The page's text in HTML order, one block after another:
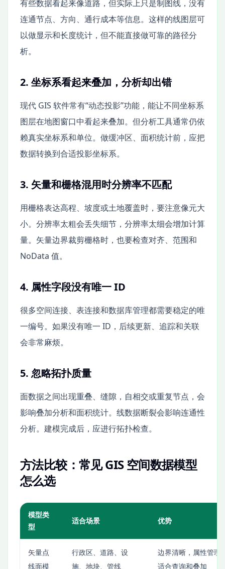
有些数据看起来像道路，但实际上只是制图线，没有
连通节点、方向、通行成本等信息。这样的线图层可
以做显示和长度统计，但不能直接做可靠的路径分
析。
2. 坐标系看起来叠加，分析却出错
现代 GIS 软件常有“动态投影”功能，能让不同坐标系
图层在地图窗口中看起来叠加。但分析工具通常仍依
赖真实坐标系和单位。做缓冲区、面积统计前，应把
数据转换到合适投影坐标系。
3. 矢量和栅格混用时分辨率不匹配
用栅格表达高程、坡度或土地覆盖时，要注意像元大
小。分辨率太粗会丢失细节，分辨率太细会增加计算
量。矢量边界裁剪栅格时，也要检查对齐、范围和
NoData 值。
4. 属性字段没有唯一 ID
很多空间连接、表连接和数据库管理都需要稳定的唯
一编号。如果没有唯一 ID，后续更新、追踪和关联
会非常麻烦。
5. 忽略拓扑质量
面数据之间出现重叠、缝隙，自相交或重复节点，会
影响叠加分析和面积统计。线数据断裂会影响连通性
分析。建模完成后，应进行拓扑检查。
方法比较：常见 GIS 空间数据模型
怎么选
模型类
型
适合场景 优势
矢量点
线面模
行政区、道路、设
施、地块、管线
边界清晰，属性管理
适合查询和叠加